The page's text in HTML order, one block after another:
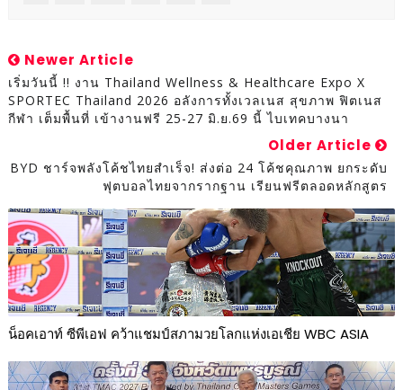
Newer Article
เริ่มวันนี้ !! งาน Thailand Wellness & Healthcare Expo X
SPORTEC Thailand 2026 อลังการทั้งเวลเนส สุขภาพ ฟิตเนส
กีฬา เต็มพื้นที่ เข้างานฟรี 25-27 มิ.ย.69 นี้ ไบเทคบางนา
Older Article
BYD ชาร์จพลังโค้ชไทยสำเร็จ! ส่งต่อ 24 โค้ชคุณภาพ ยกระดับ
ฟุตบอลไทยจากรากฐาน เรียนฟรีตลอดหลักสูตร
น็อคเอาท์ ซีพีเอฟ คว้าแชมป์สภามวยโลกแห่งเอเชีย WBC ASIA